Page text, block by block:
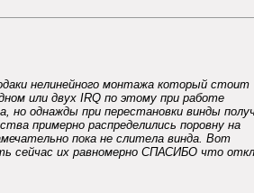
нелинейного монтажа который стоит
или двух IRQ по этому при работе
но однажды при перестановки винды
примерно распределились поровну на
пока не слитела винда. Вот
сейчас их равномерно СПАСИБО что